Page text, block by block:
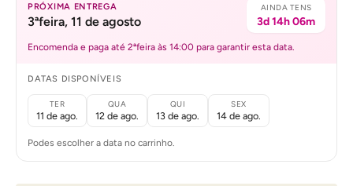
PRÓXIMA ENTREGA
3ªfeira, 11 de agosto
AINDA TENS
3d 14h 06m
Encomenda e paga até 2ªfeira às 14:00 para garantir esta data.
DATAS DISPONÍVEIS
TER
11 de ago.
QUA
12 de ago.
QUI
13 de ago.
SEX
14 de ago.
Podes escolher a data no carrinho.